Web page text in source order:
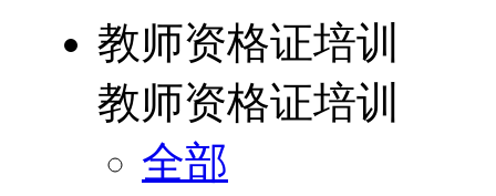
教师资格证培训
教师资格证培训
全部